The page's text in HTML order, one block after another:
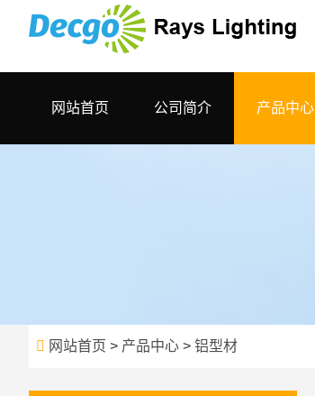
网站首页 公司简介 产品中心
网站首页 > 产品中心 > 铝型材